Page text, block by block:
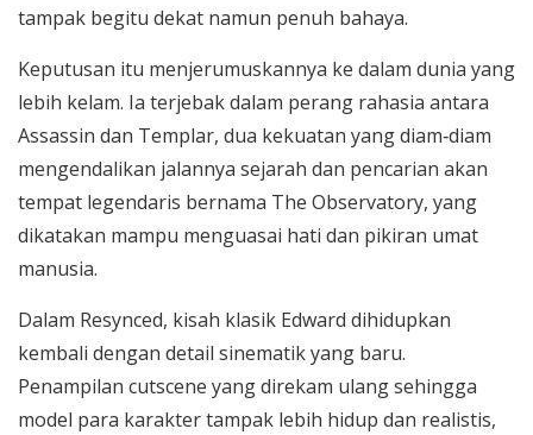
tampak begitu dekat namun penuh bahaya.
Keputusan itu menjerumuskannya ke dalam dunia yang
lebih kelam. Ia terjebak dalam perang rahasia antara
Assassin dan Templar, dua kekuatan yang diam‑diam
mengendalikan jalannya sejarah dan pencarian akan
tempat legendaris bernama The Observatory, yang
dikatakan mampu menguasai hati dan pikiran umat
manusia.
Dalam Resynced, kisah klasik Edward dihidupkan
kembali dengan detail sinematik yang baru.
Penampilan cutscene yang direkam ulang sehingga
model para karakter tampak lebih hidup dan realistis,